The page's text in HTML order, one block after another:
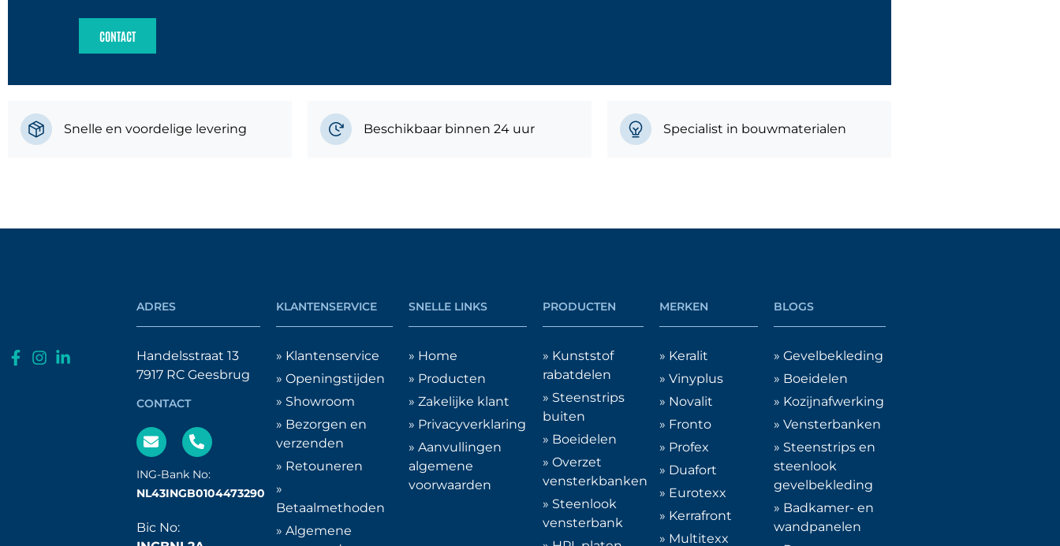
CONTACT
Snelle en voordelige levering Beschikbaar binnen 24 uur Specialist in bouwmaterialen
ADRES
Handelsstraat 13
7917 RC Geesbrug
CONTACT
ING-Bank No:
NL43INGB0104473290
Bic No:
KLANTENSERVICE
» Klantenservice
» Openingstijden
» Showroom
» Bezorgen en
verzenden
» Retouneren
»
Betaalmethoden
» Algemene
SNELLE LINKS
» Home
» Producten
» Zakelijke klant
» Privacyverklaring
» Aanvullingen
algemene
voorwaarden
PRODUCTEN
» Kunststof
rabatdelen
» Steenstrips
buiten
» Boeidelen
» Overzet
vensterkbanken
» Steenlook
vensterbank
MERKEN
» Keralit
» Vinyplus
» Novalit
» Fronto
» Profex
» Duafort
» Eurotexx
» Kerrafront
» Multitexx
BLOGS
» Gevelbekleding
» Boeidelen
» Kozijnafwerking
» Vensterbanken
» Steenstrips en
steenlook
gevelbekleding
» Badkamer- en
wandpanelen